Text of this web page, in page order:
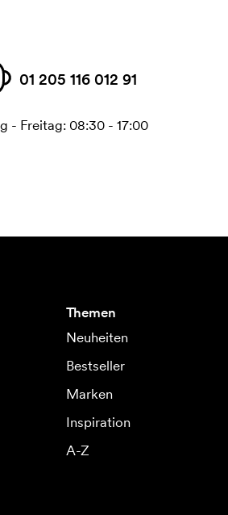
01 205 116 012 91
- Freitag: 08:30 - 17:00
Themen
Neuheiten
Bestseller
Marken
Inspiration
A-Z